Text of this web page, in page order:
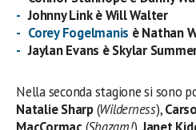
Johnny Link è Will Walter
Corey Fogelmanis è Nathan
Jaylan Evans è Skylar
Nella seconda stagione si sono
Natalie Sharp(Wilderness),
MacCormac (Shazam!), Janet